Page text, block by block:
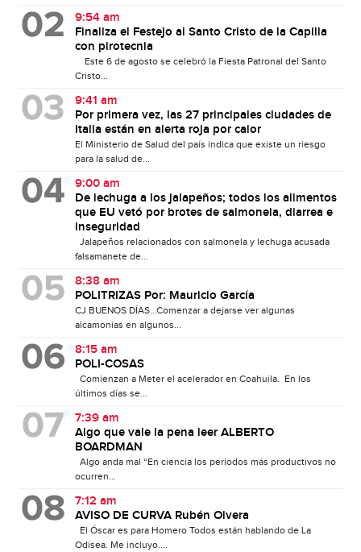
9:54 am
Finaliza el Festejo al Santo Cristo de la Capilla
con pirotecnia
Este 6 de agosto se celebró la Fiesta Patronal del Santo
Cristo...
9:41 am
Por primera vez, las 27 principales ciudades de
Italia están en alerta roja por calor
El Ministerio de Salud del país indica que existe un riesgo
para la salud de...
9:00 am
De lechuga a los jalapeños; todos los alimentos
que EU vetó por brotes de salmonela, diarrea e
inseguridad
Jalapeños relacionados con salmonela y lechuga acusada
falsamanete de...
8:38 am
POLITRIZAS Por: Mauricio García
CJ BUENOS DÍAS…Comenzar a dejarse ver algunas
alcamonías en algunos...
8:15 am
POLI-COSAS
Comienzan a Meter el acelerador en Coahuila. En los
últimos días se...
7:39 am
Algo que vale la pena leer ALBERTO
BOARDMAN
Algo anda mal “En ciencia los períodos más productivos no
ocurren...
7:12 am
AVISO DE CURVA Rubén Olvera
El Óscar es para Homero Todos están hablando de La
Odisea. Me incluyo....